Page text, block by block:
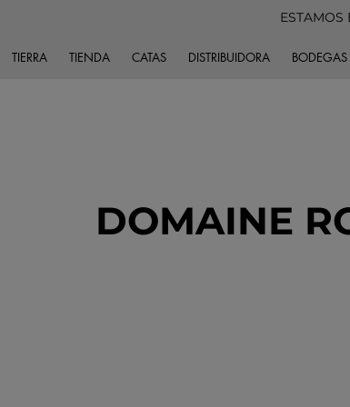
ESTAMOS
TIERRA TIENDA CATAS DISTRIBUIDORA BODEGAS
DOMAINE